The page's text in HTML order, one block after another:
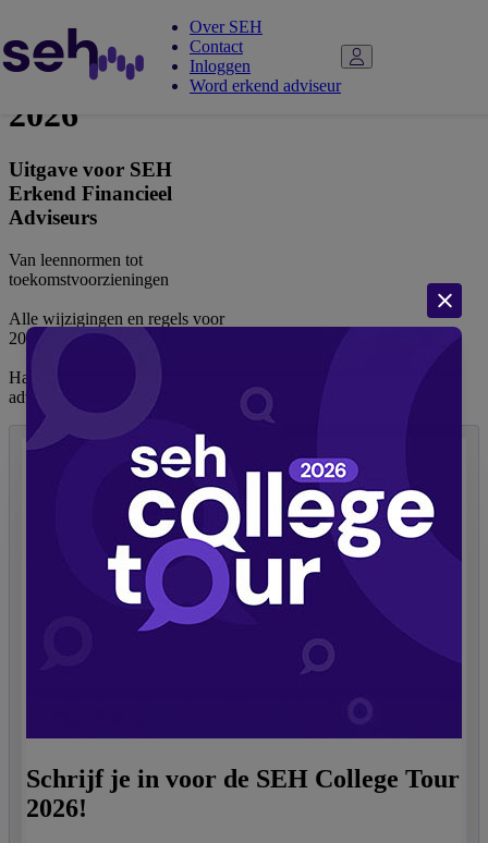
Over SEH
Contact
Inloggen
Word erkend adviseur
Adviespocket
2026
Uitgave voor SEH
Erkend Financieel
Adviseurs
Van leennormen tot
toekomstvoorzieningen
Alle wijzigingen en regels voor
2026
Handige tools voor de
adviespraktijk
Schrijf je in voor de SEH College Tour
2026!